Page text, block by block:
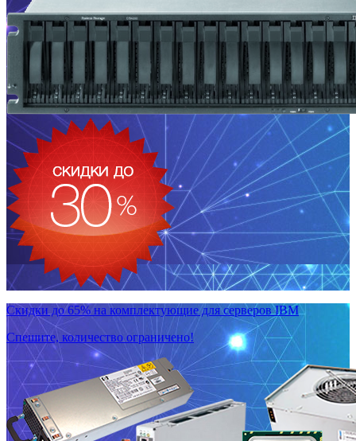
Скидки до 65% на комплектующие для серверов IBM
Спешите, количество ограничено!